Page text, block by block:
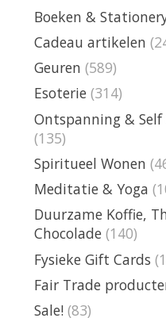
Boeken &
Cadeau artikelen
Geuren (589)
Esoterie (314)
Ontspanning & Self
(135)
Spiritueel Wonen
Meditatie & Yoga
Duurzame Koffie,
Chocolade (140)
Fysieke Gift Cards
Fair Trade
Sale! (83)